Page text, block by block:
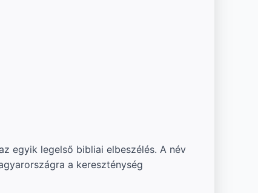
egyik legelső bibliai elbeszélés. A név
a kereszténység